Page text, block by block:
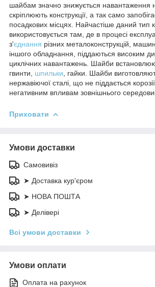
шайбам значно знижується
скріплюють конструкції, а так само
посадкових місцях. Найчастіше даний тип
використовується там, де в процесі
з'єднання різних металоконструкцій,
іншого обладнання, піддаються високим
циклічних навантажень. Шайби
гвинти, шпильки , гайки. Шайби
нержавіючої сталі, що не піддається
негативним впливам зовнішнього
Приховати
Умови доставки
Самовивіз
➤ Доставка кур'єром
➤ НОВА ПОШТА
➤ Делівері
Всі умови доставки
Умови оплати
Оплата на рахунок